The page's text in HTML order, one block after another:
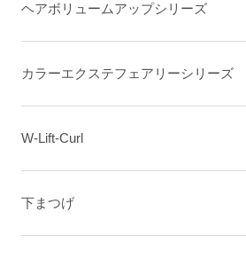
ヘアボリュームアップシリーズ
カラーエクステフェアリーシリーズ
W-Lift-Curl
下まつげ